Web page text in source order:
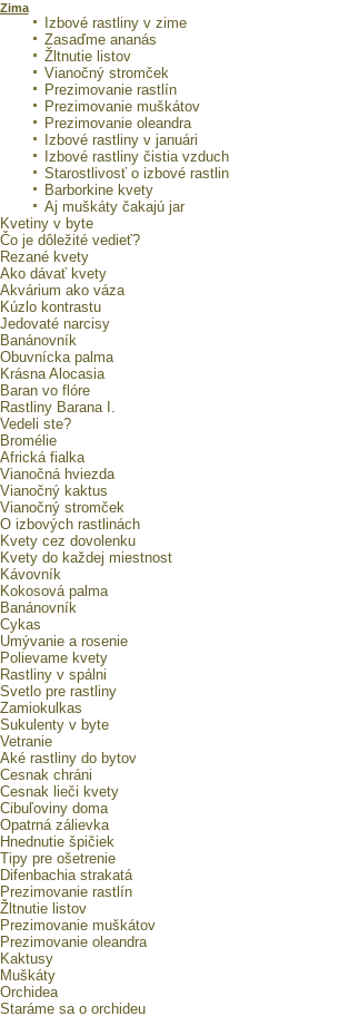
Zima
Izbové rastliny v zime
Zasaďme ananás
Žltnutie listov
Vianočný stromček
Prezimovanie rastlín
Prezimovanie muškátov
Prezimovanie oleandra
Izbové rastliny v januári
Izbové rastliny čistia vzduch
Starostlivosť o izbové rastlin
Barborkine kvety
Aj muškáty čakajú jar
Kvetiny v byte
Čo je dôležité vedieť?
Rezané kvety
Ako dávať kvety
Akvárium ako váza
Kúzlo kontrastu
Jedovaté narcisy
Banánovník
Obuvnícka palma
Krásna Alocasia
Baran vo flóre
Rastliny Barana I.
Vedeli ste?
Bromélie
Africká fialka
Vianočná hviezda
Vianočný kaktus
Vianočný stromček
O izbových rastlinách
Kvety cez dovolenku
Kvety do každej miestnost
Kávovník
Kokosová palma
Banánovník
Cykas
Umývanie a rosenie
Polievame kvety
Rastliny v spálni
Svetlo pre rastliny
Zamiokulkas
Sukulenty v byte
Vetranie
Aké rastliny do bytov
Cesnak chráni
Cesnak lieči kvety
Cibuľoviny doma
Opatrná zálievka
Hnednutie špičiek
Tipy pre ošetrenie
Difenbachia strakatá
Prezimovanie rastlín
Žltnutie listov
Prezimovanie muškátov
Prezimovanie oleandra
Kaktusy
Muškáty
Orchidea
Staráme sa o orchideu